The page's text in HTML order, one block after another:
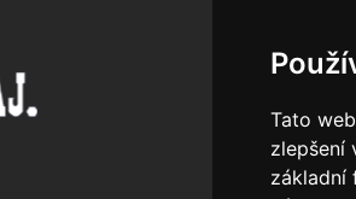
Tato
zlepšení
základní